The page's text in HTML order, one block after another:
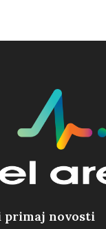
primaj novosti